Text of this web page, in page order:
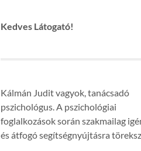
Kedves Látogató!
Kálmán Judit vagyok, tanácsadó
pszichológus. A pszichológiai
foglalkozások során szakmailag
és átfogó segítségnyújtásra